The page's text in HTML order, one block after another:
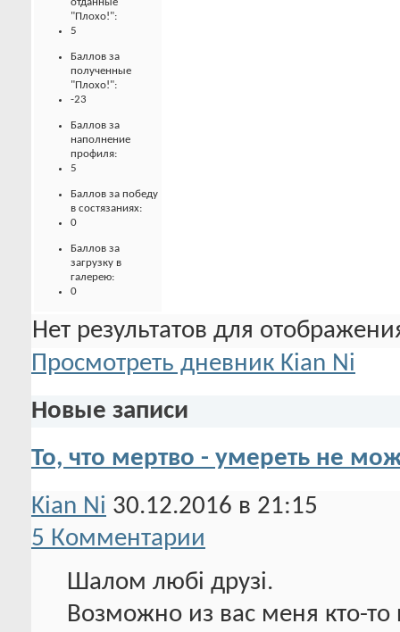
"Плохо!":
5
Баллов за
полученные
"Плохо!":
-23
Баллов за
наполнение
профиля:
5
Баллов за победу
в состязаниях:
0
Баллов за
загрузку в
галерею:
0
Нет результатов для
Просмотреть дневник Kian Ni
Новые записи
То, что мертво - умереть не
Kian Ni 30.12.2016 в 21:15
5 Комментарии
Шалом любі друзі.
Возможно из вас меня кто-то